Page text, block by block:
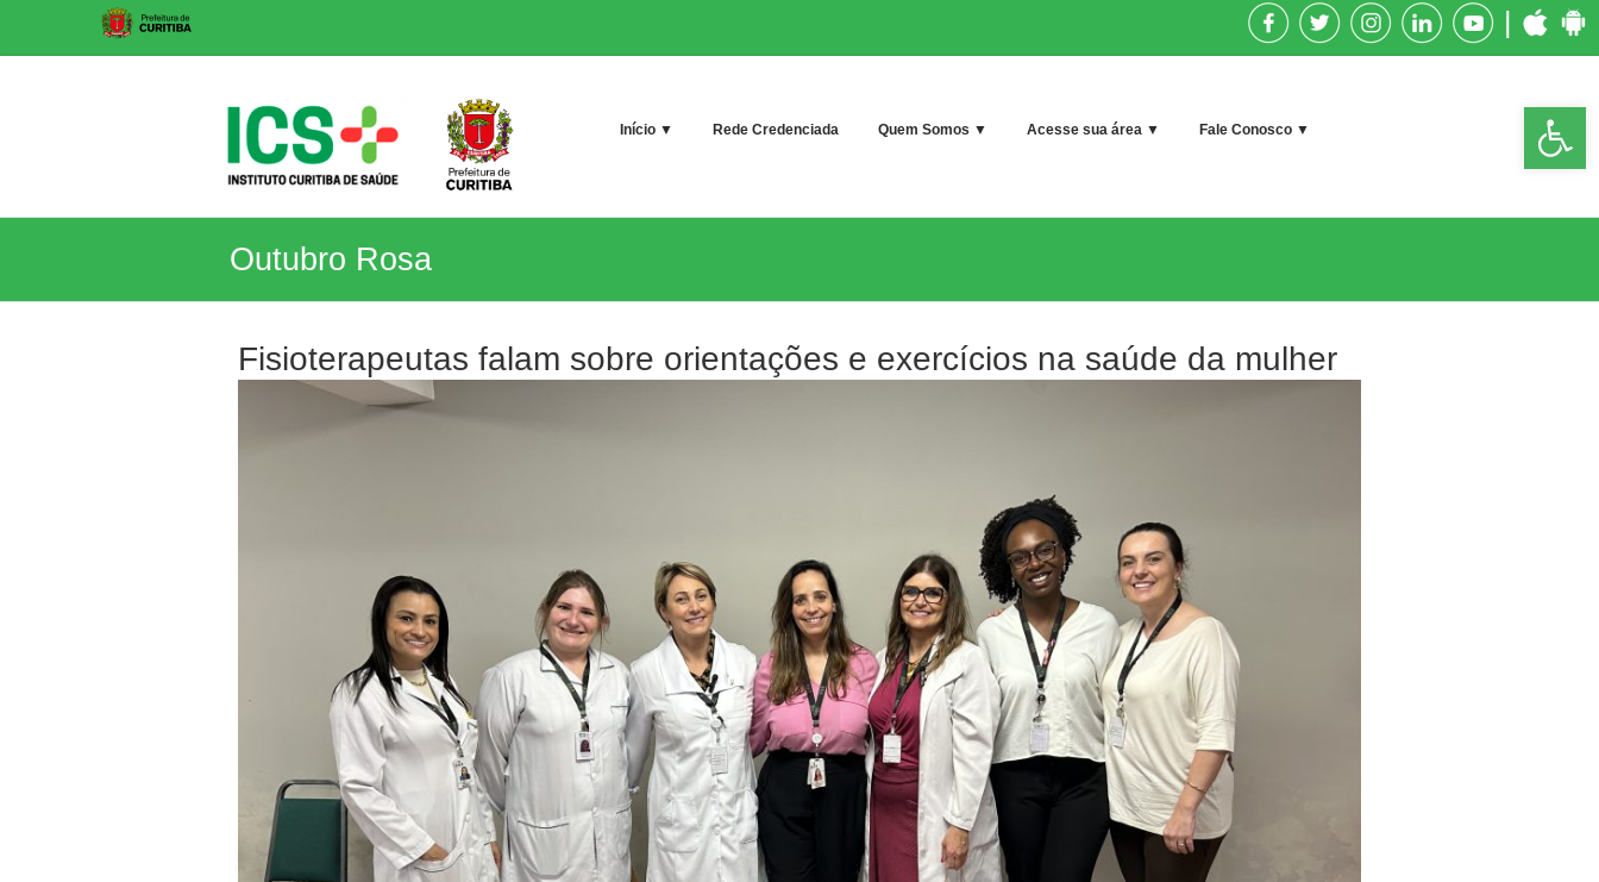
|
ICS
Saúde
Início ▼ Rede Credenciada Quem Somos ▼ Acesse sua área ▼ Fale Conosco ▼
Outubro Rosa
Fisioterapeutas falam sobre orientações e exercícios na saúde da mulher